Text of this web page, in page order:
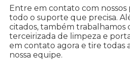
Entre em contato com nossos
todo o suporte que precisa.
citados, também trabalhamos
terceirizada de limpeza e
em contato agora e tire todas
nossa equipe.